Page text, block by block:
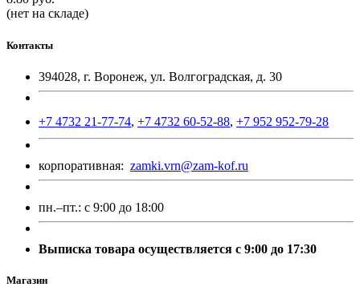
(нет на складе)
Контакты
394028, г. Воронеж, ул. Волгоградская, д. 30
+7 4732 21-77-74, +7 4732 60-52-88, +7 952 952-79-28
корпоративная: zamki.vrn@zam-kof.ru
пн.–пт.: с 9:00 до 18:00
Выписка товара осуществляется с 9:00 до 17:30
Магазин